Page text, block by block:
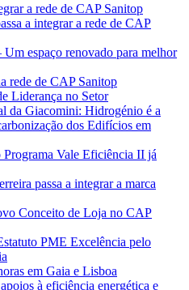
a rede de CAP Sanitop
a integrar a rede de CAP
espaço renovado para melhor
rede de CAP Sanitop
Liderança no Setor
da Giacomini: Hidrogénio é a
dos Edifícios em
Programa Vale Eficiência II já
passa a integrar a marca
Conceito de Loja no CAP
PME Excelência pelo
em Gaia e Lisboa
à eficiência energética e